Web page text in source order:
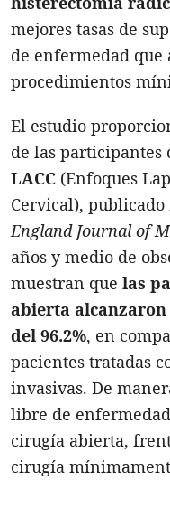
mejores tasas de
de enfermedad que
procedimientos
El estudio
de las participantes
LACC (Enfoques
Cervical),
England Journal of
años y medio de
muestran que las
abierta
del 96.2%, en
pacientes tratadas
invasivas. De
libre de
cirugía abierta,
cirugía